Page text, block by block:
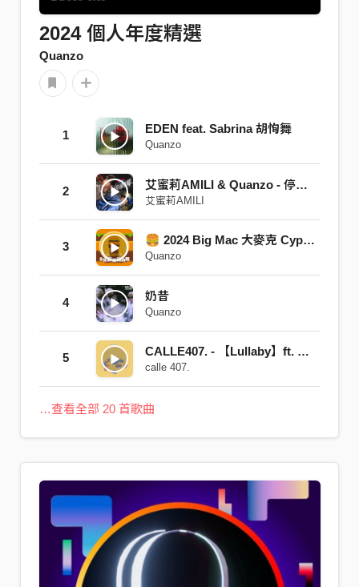
2024 個人年度精選
Quanzo
1 EDEN feat. Sabrina 胡恂舞
Quanzo
2 艾蜜莉AMILI & Quanzo - 停車場 PARKING LOT
艾蜜莉AMILI
3 🍔 2024 Big Mac 大麥克 Cypher / 艾蜜莉AMILI , Peatle , Quanzo , 林潔心 , 29 Groove
Quanzo
4 奶昔
Quanzo
5 CALLE407. - 【Lullaby】ft. Gaston (with Quanzo)
calle 407.
…查看全部 20 首歌曲